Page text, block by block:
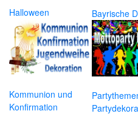
Halloween Bayrische
Kommunion und
Konfirmation